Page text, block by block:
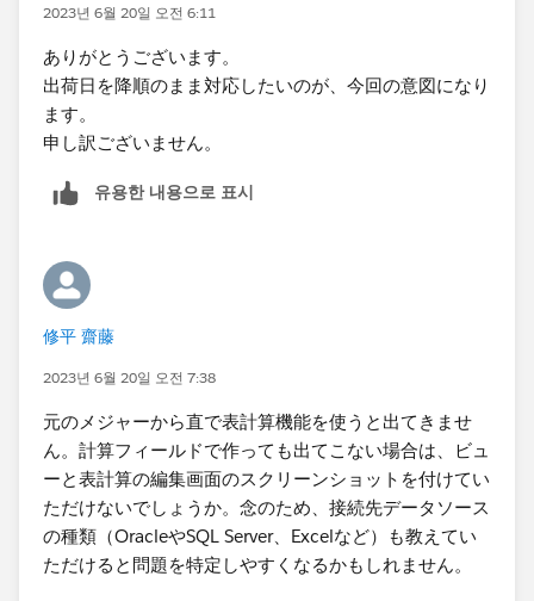
2023년 6월 20일 오전 6:11
ありがとうございます。
出荷日を降順のまま対応したいのが、今回の意図になり
ます。
申し訳ございません。
유용한 내용으로 표시
修平 齋藤
2023년 6월 20일 오전 7:38
元のメジャーから直で表計算機能を使うと出てきませ
ん。計算フィールドで作っても出てこない場合は、ビュ
ーと表計算の編集画面のスクリーンショットを付けてい
ただけないでしょうか。念のため、接続先データソース
の種類（OracleやSQL Server、Excelなど）も教えてい
ただけると問題を特定しやすくなるかもしれません。